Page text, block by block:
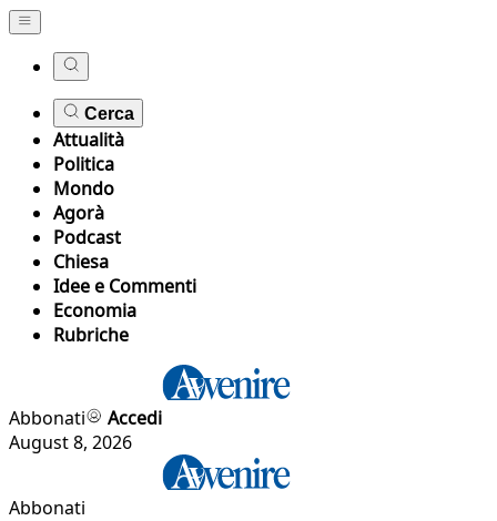
Cerca
Attualità
Politica
Mondo
Agorà
Podcast
Chiesa
Idee e Commenti
Economia
Rubriche
Abbonati
Accedi
August 8, 2026
Abbonati